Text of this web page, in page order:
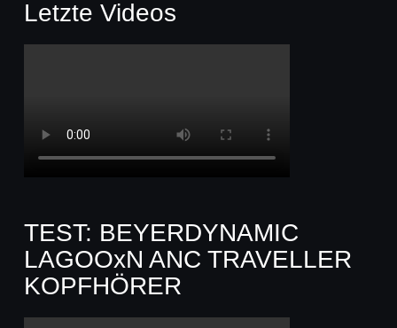
Letzte Videos
TEST: BEYERDYNAMIC
LAGOOxN ANC TRAVELLER
KOPFHÖRER